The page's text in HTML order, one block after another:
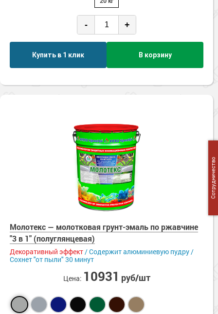
- +
Купить в 1 клик В корзину
Молотекс — молотковая грунт-эмаль по ржавчине
"3 в 1" (полуглянцевая)
Декоративный эффект/ Содержит алюминиевую пудру /
Сохнет "от пыли" 30 минут
Цена: 10931 руб/шт
Сотрудничество